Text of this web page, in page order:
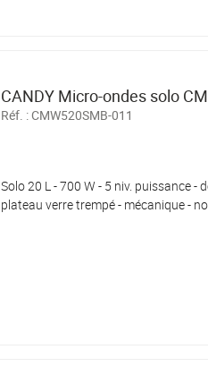
CANDY Micro-ondes solo
Réf. :CMW520SMB-011
Solo 20 L - 700 W - 5 niv. puissance -
plateau verre trempé - mécanique -